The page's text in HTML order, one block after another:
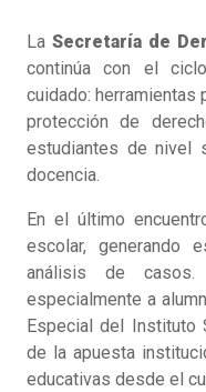
La Secretaría de
continúa con el
cuidado: herramientas
protección de
estudiantes de nivel
docencia.
En el último
escolar, generando
análisis de
especialmente a
Especial del Instituto
de la apuesta
educativas desde el